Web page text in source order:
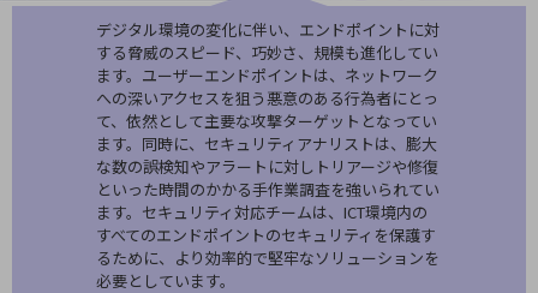
業務支援・マーケティング
災害対策・BCP
課題・ニーズで探す
課題・ニーズで探すTOP
コミュニケーション・情報共有
マーケティング
デジタル環境の変化に伴い、エンドポイントに対
する脅威のスピード、巧妙さ、規模も進化してい
ます。ユーザーエンドポイントは、ネットワーク
への深いアクセスを狙う悪意のある行為者にとっ
て、依然として主要な攻撃ターゲットとなってい
ます。同時に、セキュリティアナリストは、膨大
な数の誤検知やアラートに対しトリアージや修復
といった時間のかかる手作業調査を強いられてい
ます。セキュリティ対応チームは、ICT環境内の
すべてのエンドポイントのセキュリティを保護す
るために、より効率的で堅牢なソリューションを
必要としています。